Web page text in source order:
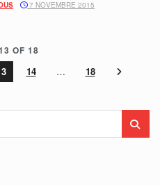
7 NOVEMBRE 2015
OF 18
14 … 18